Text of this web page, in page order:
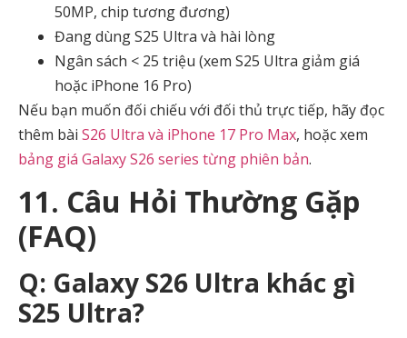
50MP, chip tương đương)
Đang dùng S25 Ultra và hài lòng
Ngân sách < 25 triệu (xem S25 Ultra giảm giá
hoặc iPhone 16 Pro)
Nếu bạn muốn đối chiếu với đối thủ trực tiếp, hãy đọc
thêm bài S26 Ultra và iPhone 17 Pro Max, hoặc xem
bảng giá Galaxy S26 series từng phiên bản.
11. Câu Hỏi Thường Gặp
(FAQ)
Q: Galaxy S26 Ultra khác gì
S25 Ultra?